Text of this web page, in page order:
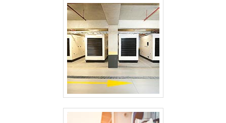
tecnologia ao cliente. Sem trocar o foco sobre fabrica de
quadros elétricos, é importante buscar uma empresa
que tenha produtos e serviços com ótima qualidade e
precisão, pontos importantes que ficam de fora no
planejamento de empresas que visam apenas o lucro,
deixando a desejar nos outros fatores. Existem muitas
formas diferentes de demonstrar conhecimento e
autoridade em sua área de atuação. Boas razões pelas
quais a Strazmaq é a melhor opção no segmento sempre
que precisar de fabricas de quadros elétricos:
Comprometida com os serviços; Responsável; Altamente